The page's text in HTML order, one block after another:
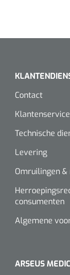
Contact
Klantenservice
Technische
Levering
Omruilingen
consumenten
Algemene
ARSEUS